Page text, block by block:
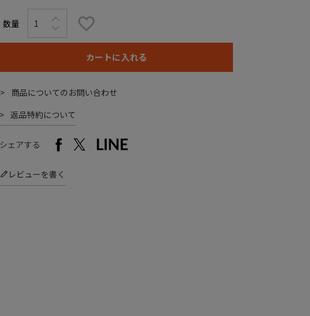
カートに入れる
商品についてのお問い合わせ
返品特約について
シェアする
レビューを書く